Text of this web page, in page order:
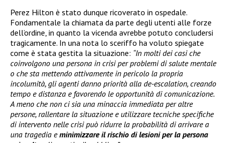
Perez Hilton è stato dunque ricoverato in ospedale.
Fondamentale la chiamata da parte degli utenti alle forze
dell’ordine, in quanto la vicenda avrebbe potuto concludersi
tragicamente. In una nota lo sceriffo ha voluto spiegate
come è stata gestita la situazione: “In molti dei casi che
coinvolgono una persona in crisi per problemi di salute mentale
o che sta mettendo attivamente in pericolo la propria
incolumità, gli agenti danno priorità alla de-escalation, creando
tempo e distanza e favorendo le opportunità di comunicazione.
A meno che non ci sia una minaccia immediata per altre
persone, rallentare la situazione e utilizzare tecniche specifiche
di intervento nelle crisi può ridurre la probabilità di arrivare a
una tragedia eminimizzare il rischio di lesioni per la persona